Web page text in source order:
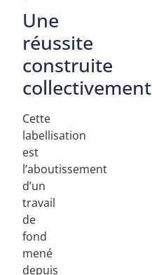
Une
réussite
construite
collectivement
Cette
labellisation
est
l’aboutissement
d’un
travail
de
fond
mené
depuis